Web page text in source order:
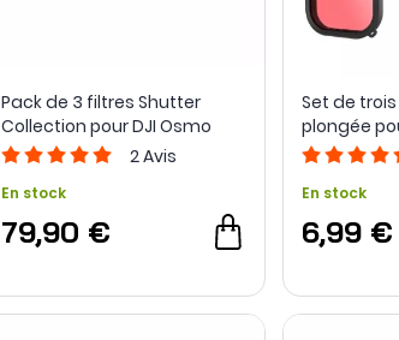
Pack de 3 filtres Shutter
Collection pour DJI Osmo
Pocket 3 - PolarPro
2Avis
En stock
79,90 €
Set de
plongée
10 / 11 / 12 -
En stock
6,99 €